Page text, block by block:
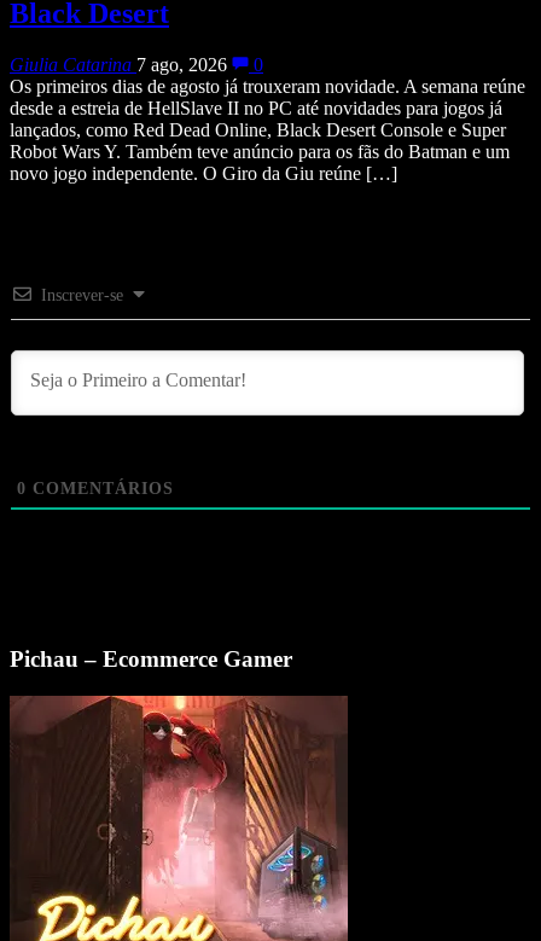
Black Desert
Giulia Catarina 7 ago, 2026
0
Os primeiros dias de agosto já trouxeram novidade. A semana reúne
desde a estreia de HellSlave II no PC até novidades para jogos já
lançados, como Red Dead Online, Black Desert Console e Super
Robot Wars Y. Também teve anúncio para os fãs do Batman e um
novo jogo independente. O Giro da Giu reúne […]
Inscrever-se
0 COMENTÁRIOS
Pichau – Ecommerce Gamer